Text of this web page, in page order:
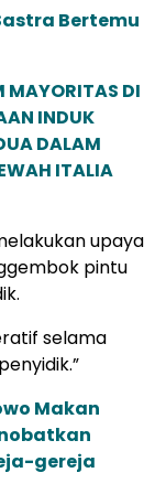
Bertemu
MAYORITAS DI
INDUK
DALAM
ITALIA
upaya
pintu
selama
Makan
gereja